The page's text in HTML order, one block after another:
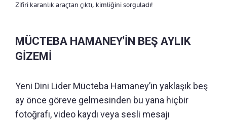
Zifiri karanlık araçtan çıktı, kimliğini sorguladı!
MÜCTEBA HAMANEY'İN BEŞ AYLIK
GİZEMİ
Yeni Dini Lider Mücteba Hamaney’in yaklaşık beş
ay önce göreve gelmesinden bu yana hiçbir
fotoğrafı, video kaydı veya sesli mesajı